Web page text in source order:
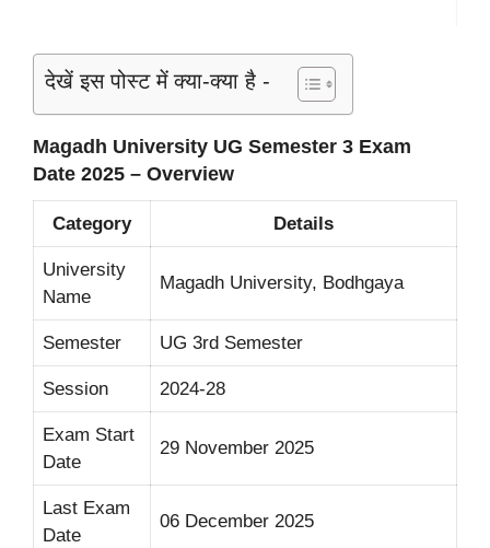
देखें इस पोस्ट में क्या-क्या है -
Magadh University UG Semester 3 Exam
Date 2025 – Overview
Category Details
University
Name
Magadh University, Bodhgaya
Semester UG 3rd Semester
Session 2024-28
Exam Start
Date
29 November 2025
Last Exam
Date
06 December 2025